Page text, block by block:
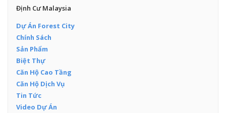
Định Cư Malaysia
Dự Án Forest City
Chính Sách
Sản Phẩm
Biệt Thự
Căn Hộ Cao Tầng
Căn Hộ Dịch Vụ
Tin Tức
Video Dự Án